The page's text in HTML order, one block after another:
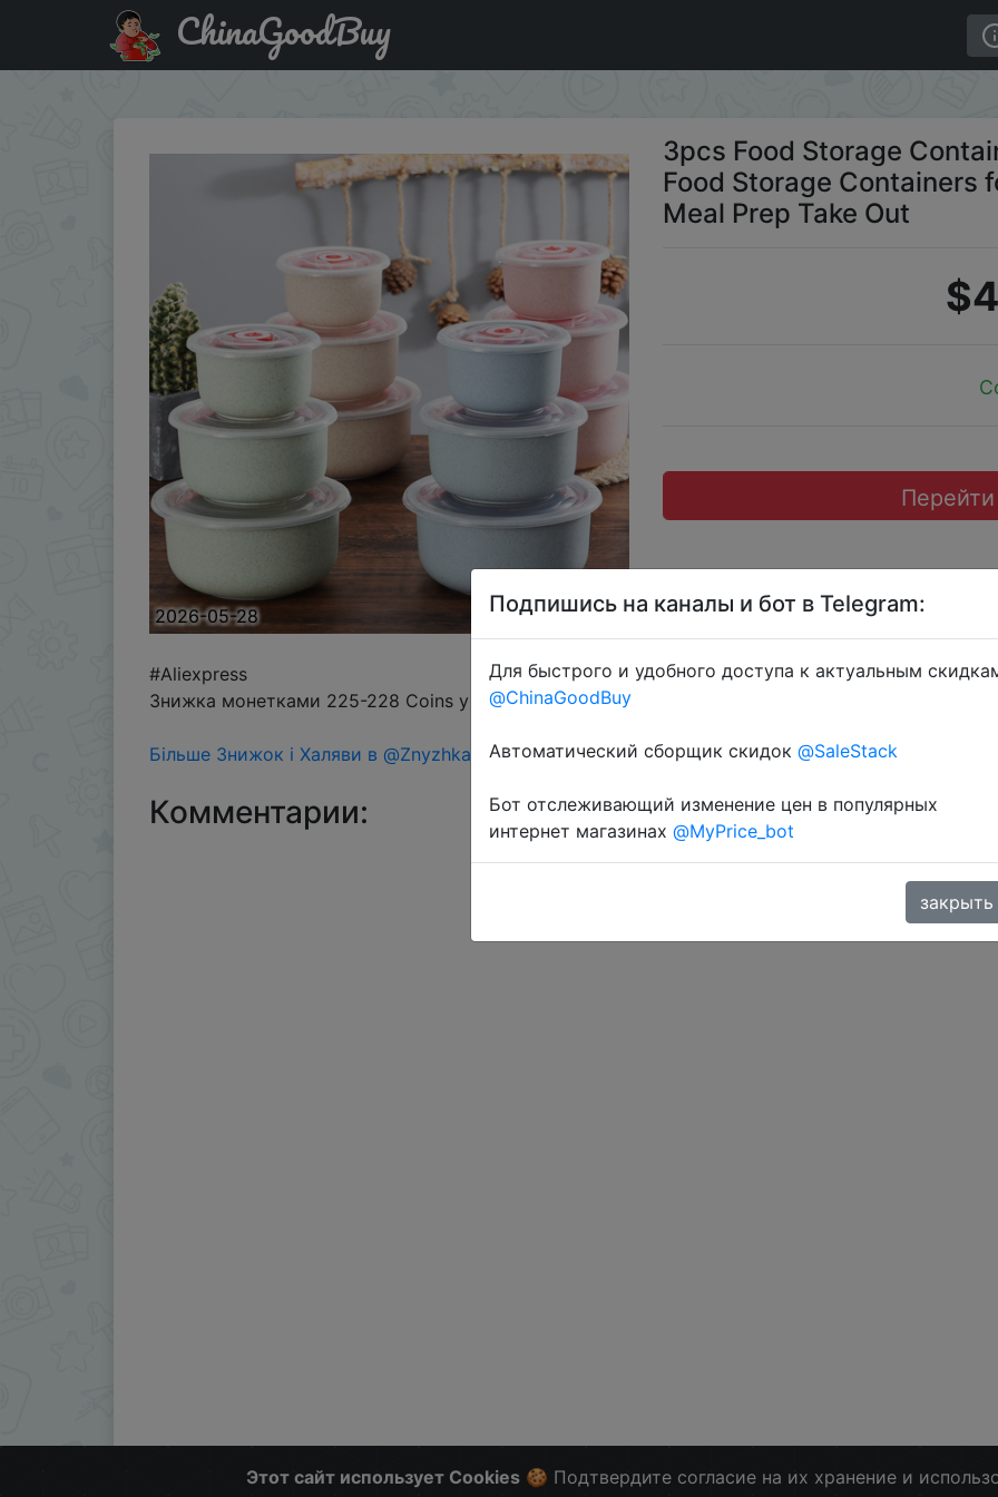
Купить по скидке: 3pcs Food Storage Containers Bento Box Lightweight Food Storage Containers for Kitchen
ChinaGoodBuy
2026-05-28
3pcs Food Storage
Food Storage Containers
Meal Prep Take Out
#Aliexpress
Знижка монетками 225-228 Coins у додатку через розділ монет.
Більше Знижок і Халяви в @ZnyzhkaUA
Комментарии:
Этот сайт использует Cookies🍪 Подтвердите согласие на их хранение и
Подпишись на каналы и бот в Telegram:
Для быстрого и удобного доступа к актуальным
@ChinaGoodBuy
Автоматический сборщик скидок @SaleStack
Бот отслеживающий изменение цен в популярных
интернет магазинах @MyPrice_bot
закрыть